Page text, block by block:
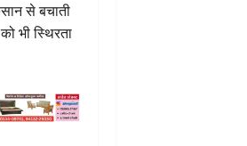
से बचाती
भी स्थिरता